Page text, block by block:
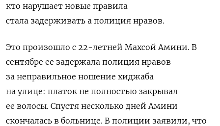
кто нарушает новые правила
стала задерживать а полиция нравов.
Это произошло с 22-летней Махсой Амини. В
сентябре ее задержала полиция нравов
за неправильное ношение хиджаба
на улице: платок не полностью закрывал
ее волосы. Спустя несколько дней Амини
скончалась в больнице. В полиции заявили, что